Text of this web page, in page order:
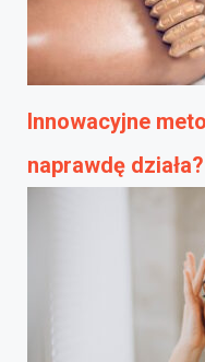
Innowacyjne
naprawdę działa?